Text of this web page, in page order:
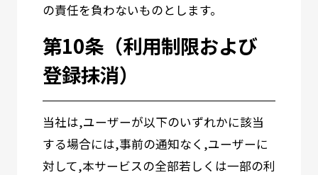
の責任を負わないものとします。
第10条（利用制限および
登録抹消）
当社は,ユーザーが以下のいずれかに該当
する場合には,事前の通知なく,ユーザーに
対して,本サービスの全部若しくは一部の利